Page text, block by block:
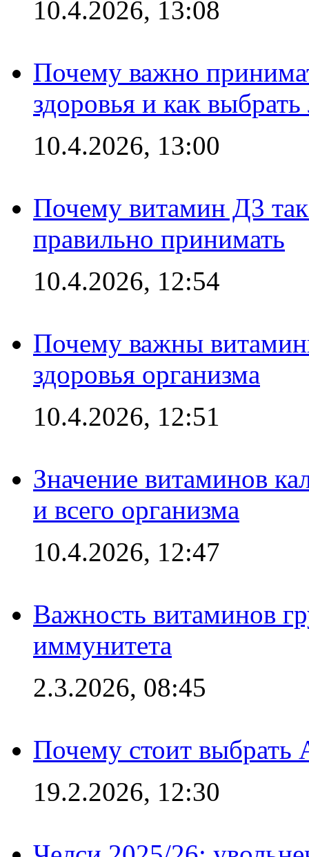
10.4.2026, 13:08
Почему важно
здоровья и как
10.4.2026, 13:00
Почему витамин Д3 так
правильно принимать
10.4.2026, 12:54
Почему важны
здоровья организма
10.4.2026, 12:51
Значение витаминов
и всего организма
10.4.2026, 12:47
Важность витаминов
иммунитета
2.3.2026, 08:45
Почему стоит выбрать
19.2.2026, 12:30